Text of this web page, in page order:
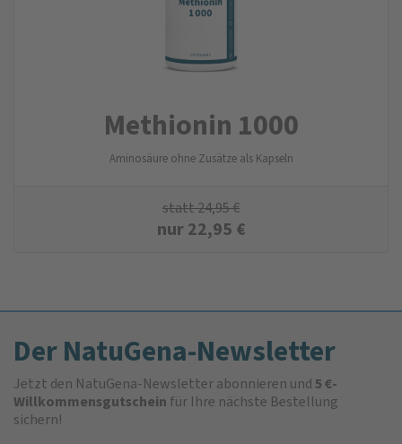
Methionin 1000
Aminosäure ohne Zusätze als Kapseln
statt24,95€
nur22,95 €
Der NatuGena-Newsletter
Jetzt den NatuGena-Newsletter abonnieren und5 €-
Willkommensgutschein für Ihre nächste Bestellung
sichern!